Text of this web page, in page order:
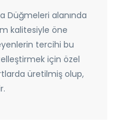
Düğmeleri alanında
kalitesiyle öne
tercihi bu
için özel
üretilmiş olup,